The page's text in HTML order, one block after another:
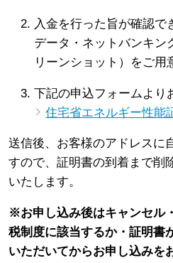
入金を行った旨が確認で
データ・ネットバンキン
リーンショット）をご用
下記の申込フォームより
住宅省エネルギー性能
送信後、お客様のアドレスに
すので、証明書の到着まで削
いたします。
※お申し込み後はキャンセル
税制度に該当するか・証明書
いただいてからお申し込みを